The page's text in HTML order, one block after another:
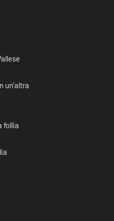
un’altra
follia